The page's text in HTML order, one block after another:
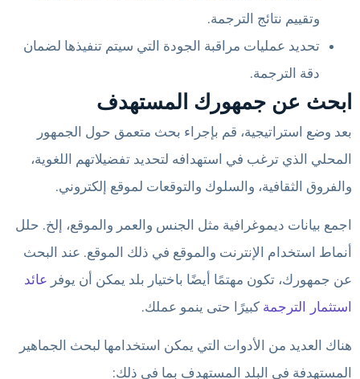
وتقييم نتائج الترجمة.
تحديد عمليات مراقبة الجودة التي سيتم تنفيذها لضمان
دقة الترجمة.
ابحث عن جمهورك المستهدف
بعد وضع استراتيجية، قم بإجراء بحث متعمق حول الجمهور
المحلي الذي ترغب في استهدافه لتحديد تفضيلاتهم اللغوية،
والفروق الثقافية، والسلوك والتوقعات لموقع إلكتروني.
اجمع بيانات ديموغرافية مثل الجنس والعمر والموقع، إلخ. حلل
أنماط استخدام الإنترنت والموقع في ذلك الموقع. عند البحث
عن جمهورك، تكون مهتمًا أيضًا باختيار بلد يمكن أن يوفر عائد
استثمار الترجمة كبيرًا حتى ينمو عملك.
هناك العديد من الأدوات التي يمكن استخدامها لبحث الجماهير
المستهدفة في البلد المستهدف بما في ذلك: